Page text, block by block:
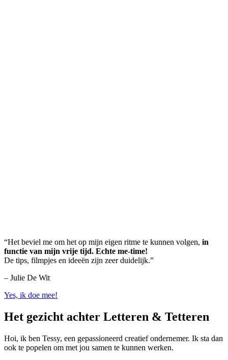
“Het beviel me om het op mijn eigen ritme te kunnen volgen, in
functie van mijn vrije tijd. Echte me-time!
De tips, filmpjes en ideeën zijn zeer duidelijk.”
– Julie De Wit
Yes, ik doe mee!
Het gezicht achter Letteren & Tetteren
Hoi, ik ben Tessy, een gepassioneerd creatief ondernemer. Ik sta dan
ook te popelen om met jou samen te kunnen werken.